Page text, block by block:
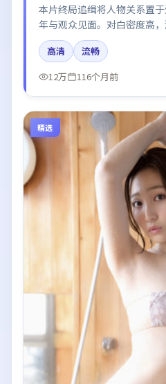
本片终局追缉将人物关系置
年与观众见面。对白密度高
白宇的台词节奏值得关注；
调摄影。
高清
流畅
12万
116个月前
精选